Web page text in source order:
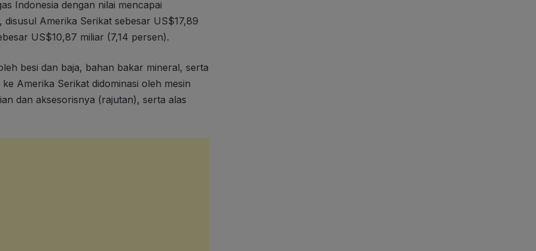
Indonesia dengan nilai mencapai
Amerika Serikat sebesar US$17,89
US$10,87 miliar (7,14 persen).
besi dan baja, bahan bakar mineral, serta
Amerika Serikat didominasi oleh mesin
dan aksesorisnya (rajutan), serta alas